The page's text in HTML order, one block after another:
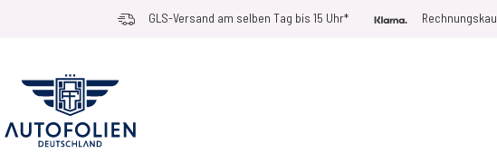
Zum Inhalt springen GLS-Versand am selben Tag bis 15 Uhr*